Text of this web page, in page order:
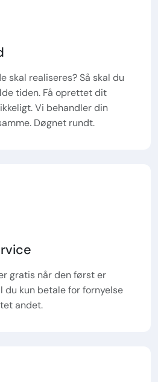
skal realiseres? Så skal du
tiden. Få oprettet dit
Vi behandler din
Døgnet rundt.
gratis når den først er
du kun betale for fornyelse
andet.